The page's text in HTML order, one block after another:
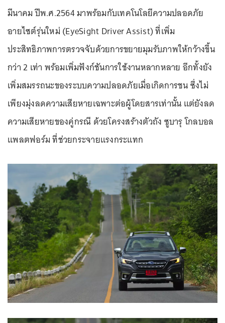
มีนาคม ปีพ.ศ.2564 มาพร้อมกับเทคโนโลยีความปลอดภัย
อายไซต์รุ่นใหม่ (EyeSight Driver Assist) ที่เพิ่ม
ประสิทธิภาพการตรวจจับด้วยการขยายมุมรับภาพให้กว้างขึ้น
กว่า 2 เท่า พร้อมเพิ่มฟังก์ชันการใช้งานหลากหลาย อีกทั้งยัง
เพิ่มสมรรถนะของระบบความปลอดภัยเมื่อเกิดการชน ซึ่งไม่
เพียงมุ่งลดความเสียหายเฉพาะต่อผู้โดยสารเท่านั้น แต่ยังลด
ความเสียหายของคู่กรณี ด้วยโครงสร้างตัวถัง ซูบารุ โกลบอล
แพลตฟอร์ม ที่ช่วยกระจายแรงกระแทก